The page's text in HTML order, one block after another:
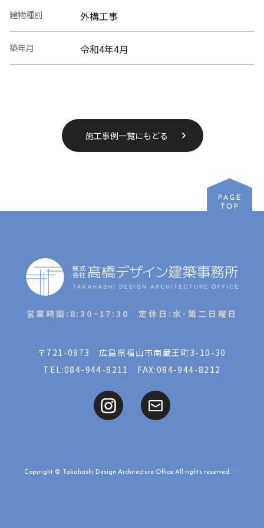
建物種別 外構工事
築年月 令和4年4月
施工事例一覧にもどる
営業時間:8:30~17:30 定休日:水･第二日曜日
〒721-0973 広島県福山市南蔵王町3-10-30
TEL:084-944-8211 FAX:084-944-8212
Copyright © Takahashi Design Architecture Office All rights reserved.